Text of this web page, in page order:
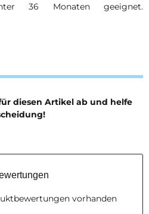
36 Monaten geeignet.
diesen Artikel ab und helfe
vorhanden